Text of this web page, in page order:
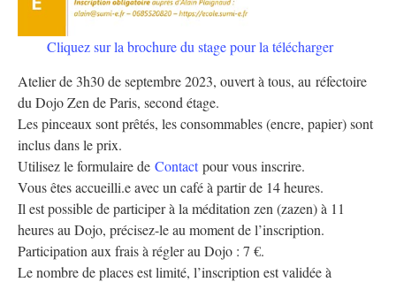
Cliquez sur la brochure du stage pour la télécharger
Atelier de 3h30 de septembre 2023, ouvert à tous, au réfectoire
du Dojo Zen de Paris, second étage.
Les pinceaux sont prêtés, les consommables (encre, papier) sont
inclus dans le prix.
Utilisez le formulaire de Contactpour vous inscrire.
Vous êtes accueilli.e avec un café à partir de 14 heures.
Il est possible de participer à la méditation zen (zazen) à 11
heures au Dojo, précisez-le au moment de l’inscription.
Participation aux frais à régler au Dojo : 7 €.
Le nombre de places est limité, l’inscription est validée à